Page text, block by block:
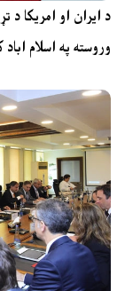
د ایران او امریکا
وروسته په اسلام